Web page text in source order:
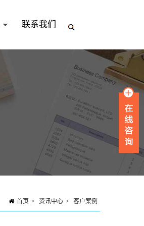
联系我们
首页 > 资讯中心 > 客户案例